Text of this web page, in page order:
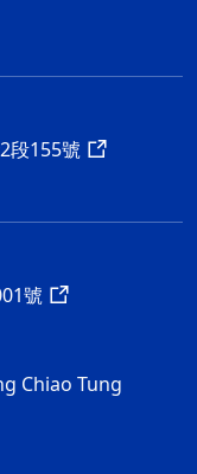
段155號
號
Chiao Tung